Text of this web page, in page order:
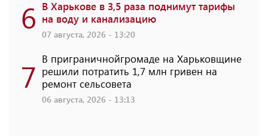
6 В Харькове в 3,5 раза поднимут тарифы
на воду и канализацию
07 августа, 2026 - 13:20
7 В приграничнойгромаде на Харьковщине
решили потратить 1,7 млн ​​гривен на
ремонт сельсовета
06 августа, 2026 - 13:13